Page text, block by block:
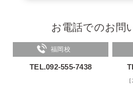
お電話でのお問
福岡校
TEL.092-555-7438